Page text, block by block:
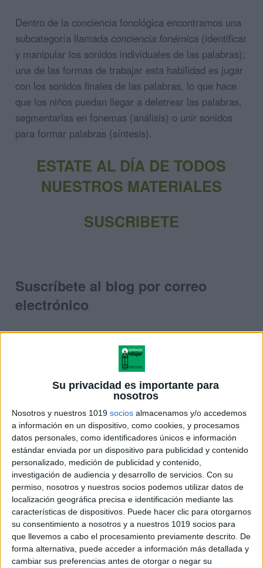
Su privacidad es importante para
nosotros
Nosotros y nuestros 1019 socios almacenamos y/o accedemos
a información en un dispositivo, como cookies, y procesamos
datos personales, como identificadores únicos e información
estándar enviada por un dispositivo para publicidad y contenido
personalizado, medición de publicidad y contenido,
investigación de audiencia y desarrollo de servicios. Con su
permiso, nosotros y nuestros socios podemos utilizar datos de
localización geográfica precisa e identificación mediante las
características de dispositivos. Puede hacer clic para otorgarnos
su consentimiento a nosotros y a nuestros 1019 socios para
que llevemos a cabo el procesamiento previamente descrito. De
forma alternativa, puede acceder a información más detallada y
cambiar sus preferencias antes de otorgar o negar su
Dentro de la conciencia fonológica encontramos una
subcategoría llamada conciencia fonémica (identificar
y manipular los sonidos individuales de las palabras);
una de las formas de trabajar esta habilidad es jugar
con los sonidos finales de las palabras, lo que hace
que los niños puedan llegar a deletrear las palabras,
segmentarlas en fonemas (análisis) o unir sonidos
para formar palabras (síntesis).
ESTATE AL DÍA DE TODOS
NUESTROS MATERIALES
SUSCRIBETE
Suscríbete al blog por correo
electrónico
Introduce tu correo electrónico para suscribirte a este
blog y recibir avisos de nuevas entradas.
Dirección
correo
electrónico
Suscribirse